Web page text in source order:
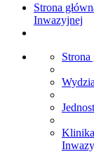
Strona
Inwazyjnej
Strona